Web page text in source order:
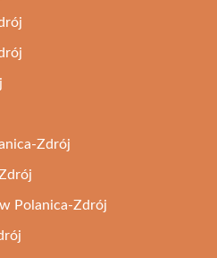
Zdrój
Polanica-Zdrój